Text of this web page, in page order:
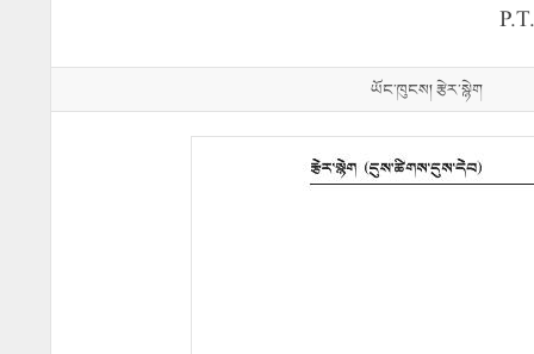
ཡོང་ཁུངས། རྩེར་སྙེག